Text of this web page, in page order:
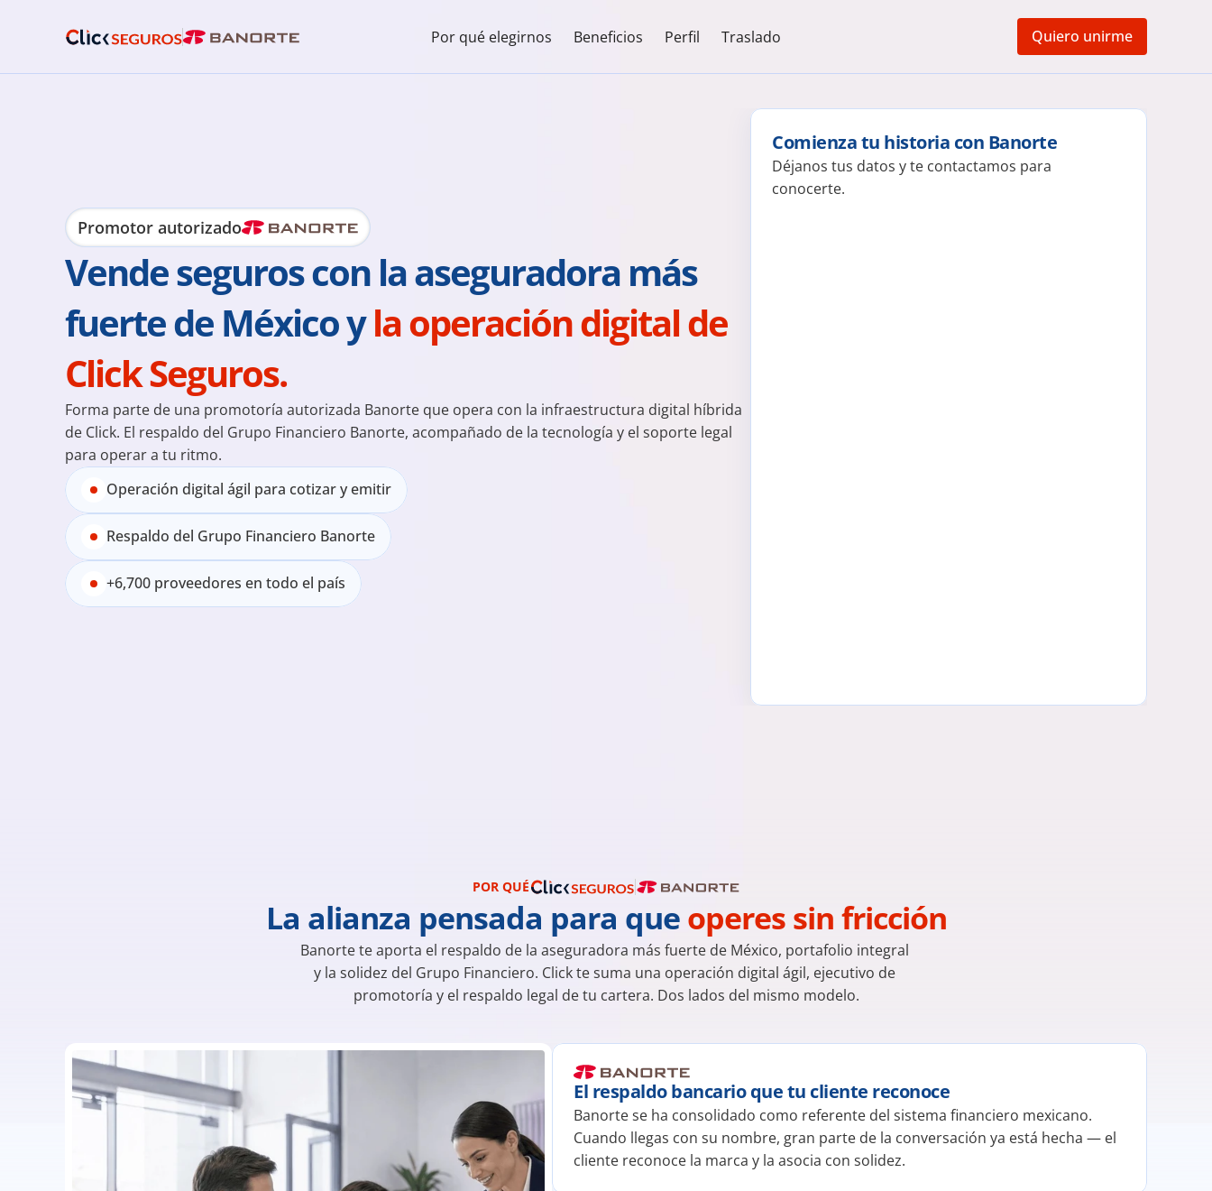
Por qué elegirnos Beneficios Perfil Traslado Quiero unirme
Promotor autorizado
Vende seguros con la aseguradora más
fuerte de México y la operación digital de
Click Seguros.
Forma parte de una promotoría autorizada Banorte que opera con la infraestructura digital híbrida
de Click. El respaldo del Grupo Financiero Banorte, acompañado de la tecnología y el soporte legal
para operar a tu ritmo.
Operación digital ágil para cotizar y emitir
Respaldo del Grupo Financiero Banorte
+6,700 proveedores en todo el país
Comienza tu historia con Banorte
Déjanos tus datos y te contactamos para
conocerte.
POR QUÉ
La alianza pensada para que operes sin fricción
Banorte te aporta el respaldo de la aseguradora más fuerte de México, portafolio integral
y la solidez del Grupo Financiero. Click te suma una operación digital ágil, ejecutivo de
promotoría y el respaldo legal de tu cartera. Dos lados del mismo modelo.
El respaldo bancario que tu cliente reconoce
Banorte se ha consolidado como referente del sistema financiero mexicano.
Cuando llegas con su nombre, gran parte de la conversación ya está hecha — el
cliente reconoce la marca y la asocia con solidez.